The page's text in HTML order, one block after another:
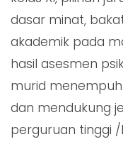
dasar minat,
akademik pada
hasil asesmen
murid
dan mendukung
perguruan tinggi /